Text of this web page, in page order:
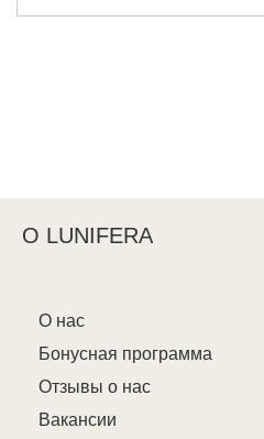
О LUNIFERA
О нас
Бонусная программа
Отзывы о нас
Вакансии